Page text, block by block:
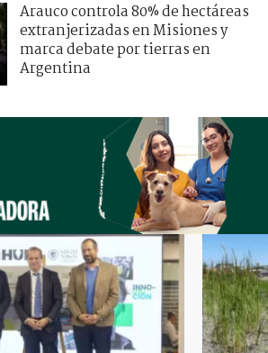
Arauco controla 80% de hectáreas
extranjerizadas en Misiones y
marca debate por tierras en
Argentina